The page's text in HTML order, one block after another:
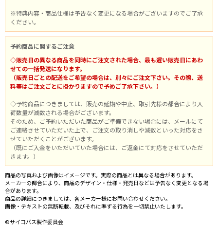
※特典内容・商品仕様は予告なく変更になる場合がございますのでご了承
ください。
予約商品に関するご注意
◇販売日の異なる商品を同時にご注文された場合、最も遅い販売日にあわ
せての一括発送になります。
（販売日ごとの配送をご希望の場合は、別々にご注文下さい。その際、送
料等はご注文ごとに掛かりますので予めご了承下さい。）
◇予約商品につきましては、販売の延期や中止、取引先様の都合により入
荷数量が減数される場合がございます。
そのため、ご予約いただいた商品がご準備できない場合には、メールにて
ご連絡させていただいた上で、ご注文の取り消しや減数といった対応をさ
せていただくことがございます。
（既にご入金をいただいていた場合には、ご返金にて対応をさせていただ
きます。）
商品の写真および画像はイメージです。実際の商品とは異なる場合があります。
メーカーの都合により、商品のデザイン・仕様・発売日などは予告なく変更となる場
合があります。
商品の詳細につきましては、各メーカー様にお問い合わせください。
画像・テキストの無断転載、及びそれに準ずる行為を一切禁止いたします。
©サイコパス製作委員会